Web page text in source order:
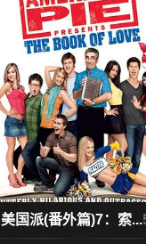
美国派(番外篇)7：索...